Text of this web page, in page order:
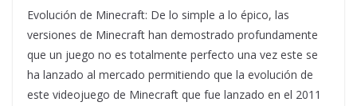
Evolución de Minecraft: De lo simple a lo épico, las
versiones de Minecraft han demostrado profundamente
que un juego no es totalmente perfecto una vez este se
ha lanzado al mercado permitiendo que la evolución de
este videojuego de Minecraft que fue lanzado en el 2011